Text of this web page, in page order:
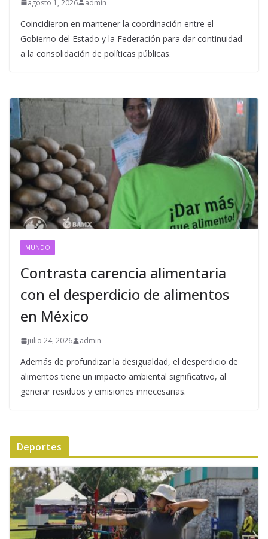
agosto 1, 2026 admin
Coincidieron en mantener la coordinación entre el
Gobierno del Estado y la Federación para dar continuidad
a la consolidación de políticas públicas.
MUNDO
Contrasta carencia alimentaria
con el desperdicio de alimentos
en México
julio 24, 2026 admin
Además de profundizar la desigualdad, el desperdicio de
alimentos tiene un impacto ambiental significativo, al
generar residuos y emisiones innecesarias.
Deportes